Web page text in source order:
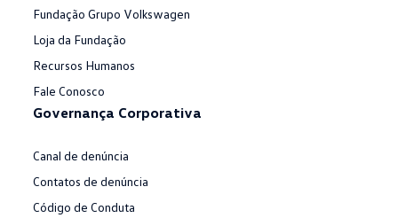
Fundação Grupo Volkswagen
Loja da Fundação
Recursos Humanos
Fale Conosco
Governança Corporativa
Canal de denúncia
Contatos de denúncia
Código de Conduta